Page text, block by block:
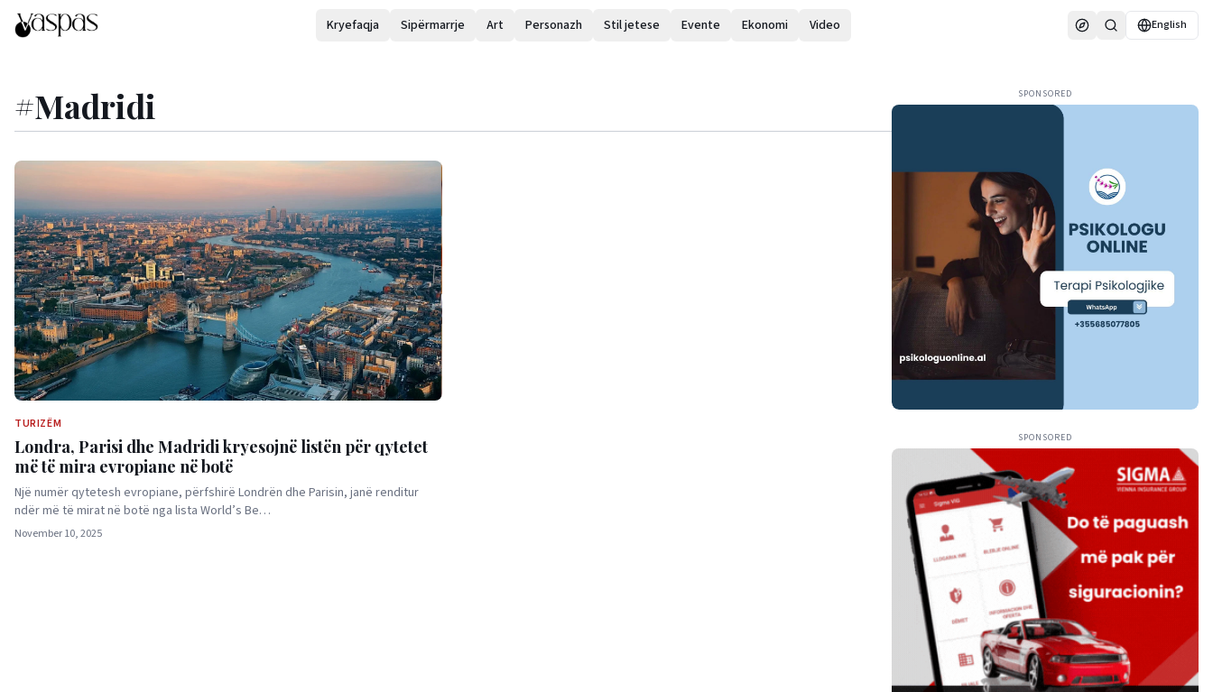
Kryefaqja Sipërmarrje Art Personazh Stil jetese Evente Ekonomi Video English
#Madridi
TURIZËM
Londra, Parisi dhe Madridi kryesojnë listën për qytetet
më të mira evropiane në botë
Një numër qytetesh evropiane, përfshirë Londrën dhe Parisin, janë renditur
ndër më të mirat në botë nga lista World’s Be…
November 10, 2025
SPONSORED
SPONSORED